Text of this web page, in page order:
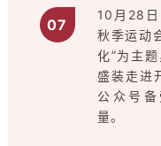
07
10月28日
秋季运动
化”为主
盛装走进
公众号
量。